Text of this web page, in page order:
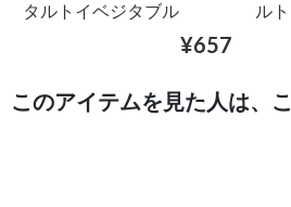
タルトイベジタブル
¥657
ル
このアイテムを見た人は、